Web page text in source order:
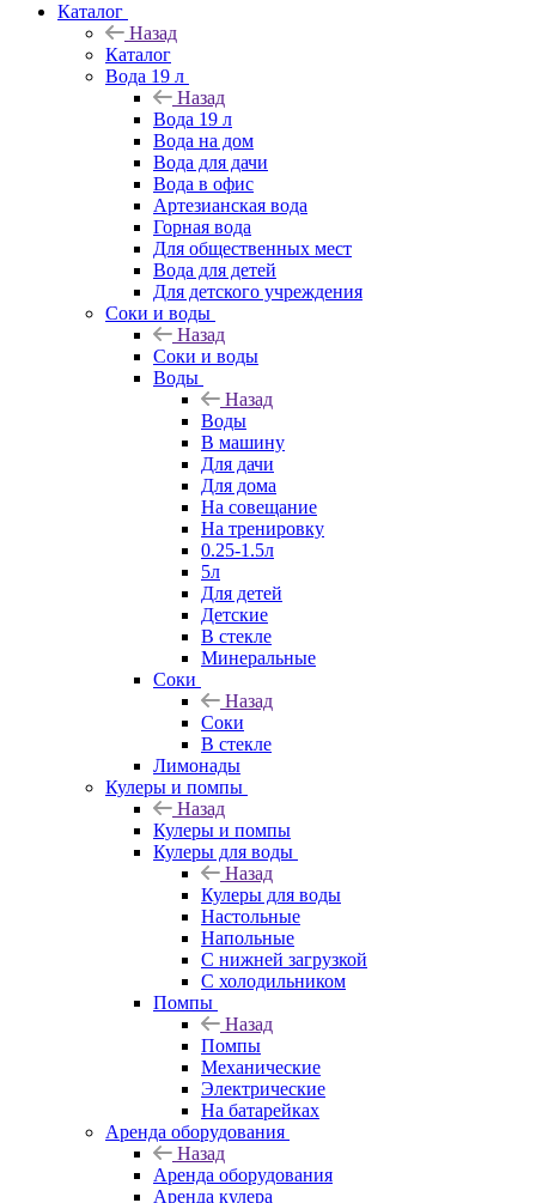
Каталог
Назад
Каталог
Вода 19 л
Назад
Вода 19 л
Вода на дом
Вода для дачи
Вода в офис
Артезианская вода
Горная вода
Для общественных мест
Вода для детей
Для детского учреждения
Соки и воды
Назад
Соки и воды
Воды
Назад
Воды
В машину
Для дачи
Для дома
На совещание
На тренировку
0.25-1.5л
5л
Для детей
Детские
В стекле
Минеральные
Соки
Назад
Соки
В стекле
Лимонады
Кулеры и помпы
Назад
Кулеры и помпы
Кулеры для воды
Назад
Кулеры для воды
Настольные
Напольные
С нижней загрузкой
С холодильником
Помпы
Назад
Помпы
Механические
Электрические
На батарейках
Аренда оборудования
Назад
Аренда оборудования
Аренда кулера